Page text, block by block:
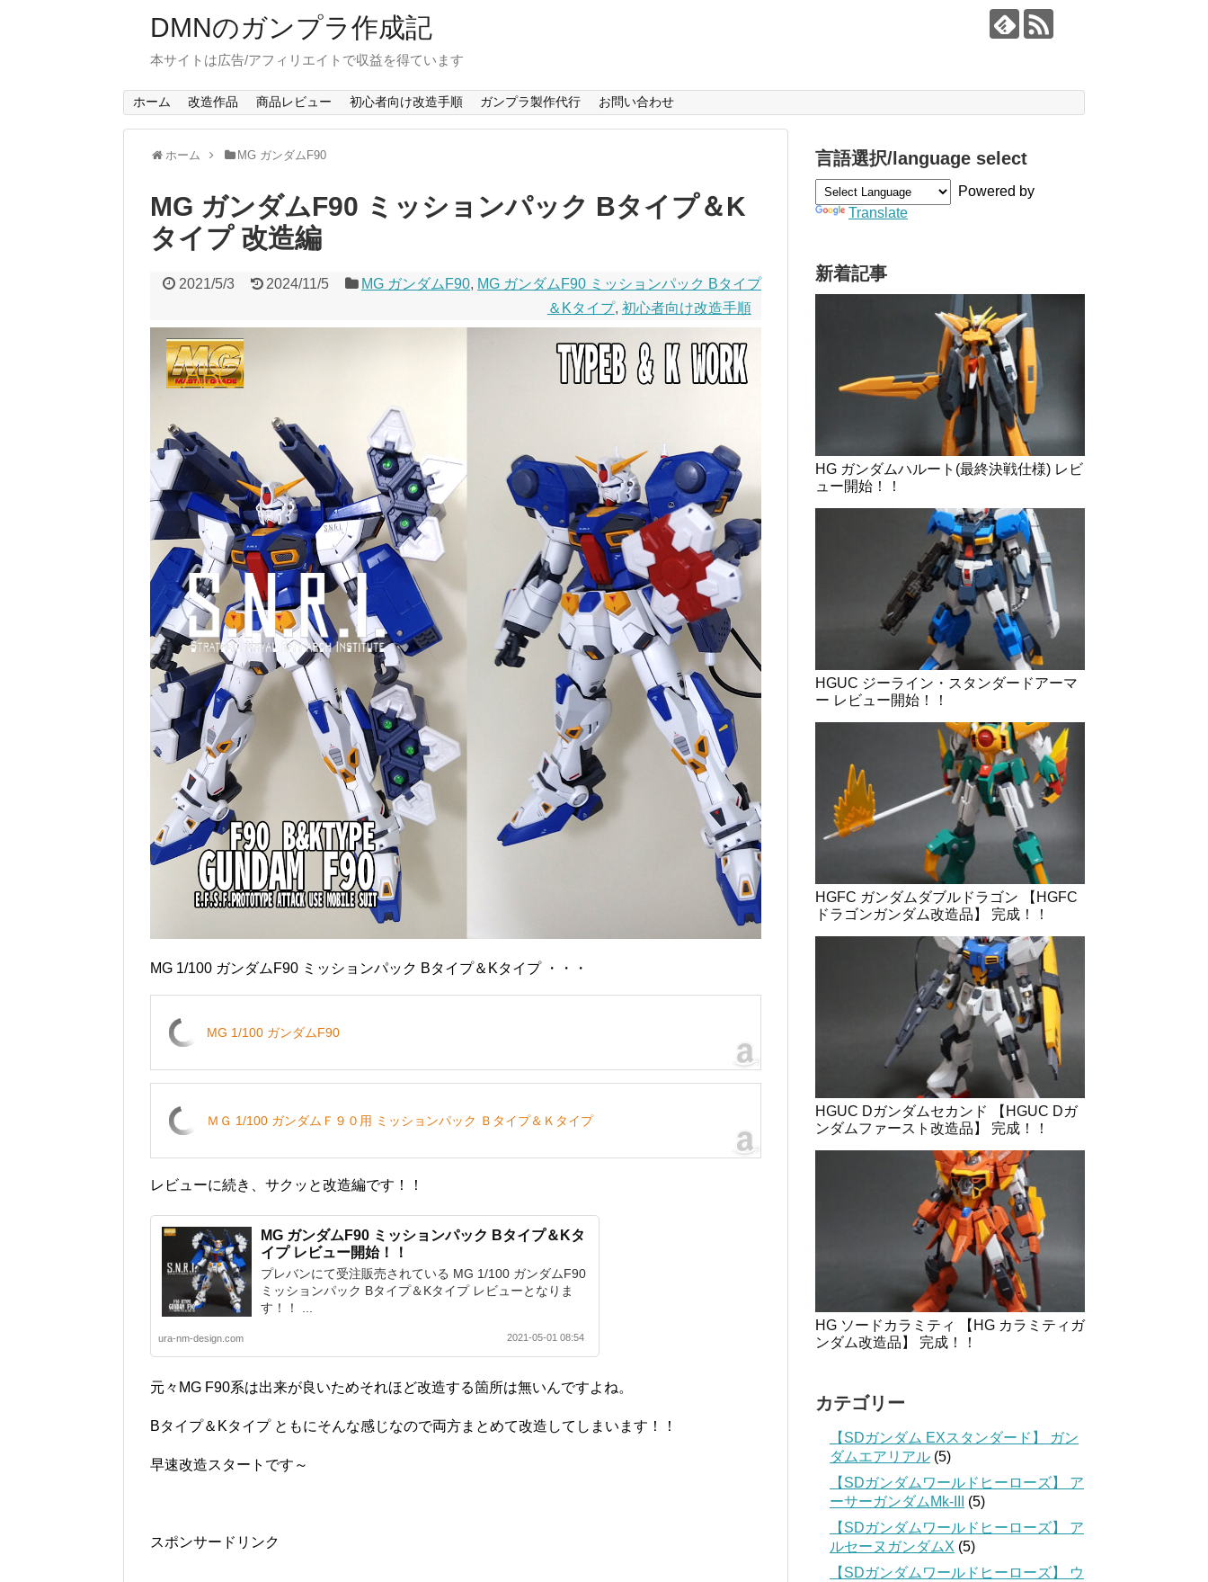
DMNのガンプラ作成記
本サイトは広告/アフィリエイトで収益を得ています
ホーム 改造作品 商品レビュー 初心者向け改造手順 ガンプラ製作代行 お問い合わせ
ホーム MG ガンダムF90
MG ガンダムF90 ミッションパック Bタイプ＆K
タイプ 改造編
2021/5/3 2024/11/5 MG ガンダムF90, MG ガンダムF90 ミッションパック Bタイプ
＆Kタイプ, 初心者向け改造手順
MG 1/100 ガンダムF90 ミッションパック Bタイプ＆Kタイプ ・・・
MG 1/100 ガンダムF90
ＭＧ 1/100 ガンダムＦ９０用 ミッションパック Ｂタイプ＆Ｋタイプ
レビューに続き、サクッと改造編です！！
MG ガンダムF90 ミッションパック Bタイプ＆Kタ
イプ レビュー開始！！
プレバンにて受注販売されている MG 1/100 ガンダムF90
ミッションパック Bタイプ＆Kタイプ レビューとなりま
す！！ ...
ura-nm-design.com 2021-05-01 08:54
元々MG F90系は出来が良いためそれほど改造する箇所は無いんですよね。
Bタイプ＆Kタイプ ともにそんな感じなので両方まとめて改造してしまいます！！
早速改造スタートです～
スポンサードリンク
言語選択/language select
Powered by
Translate
新着記事
HG ガンダムハルート(最終決戦仕様) レビ
ュー開始！！
HGUC ジーライン・スタンダードアーマ
ー レビュー開始！！
HGFC ガンダムダブルドラゴン 【HGFC
ドラゴンガンダム改造品】 完成！！
HGUC Dガンダムセカンド 【HGUC Dガ
ンダムファースト改造品】 完成！！
HG ソードカラミティ 【HG カラミティガ
ンダム改造品】 完成！！
カテゴリー
【SDガンダム EXスタンダード】 ガン
ダムエアリアル (5)
【SDガンダムワールドヒーローズ】 ア
ーサーガンダムMk-III
(5)
【SDガンダムワールドヒーローズ】 ア
ルセーヌガンダムX (5)
【SDガンダムワールドヒーローズ】 ウ